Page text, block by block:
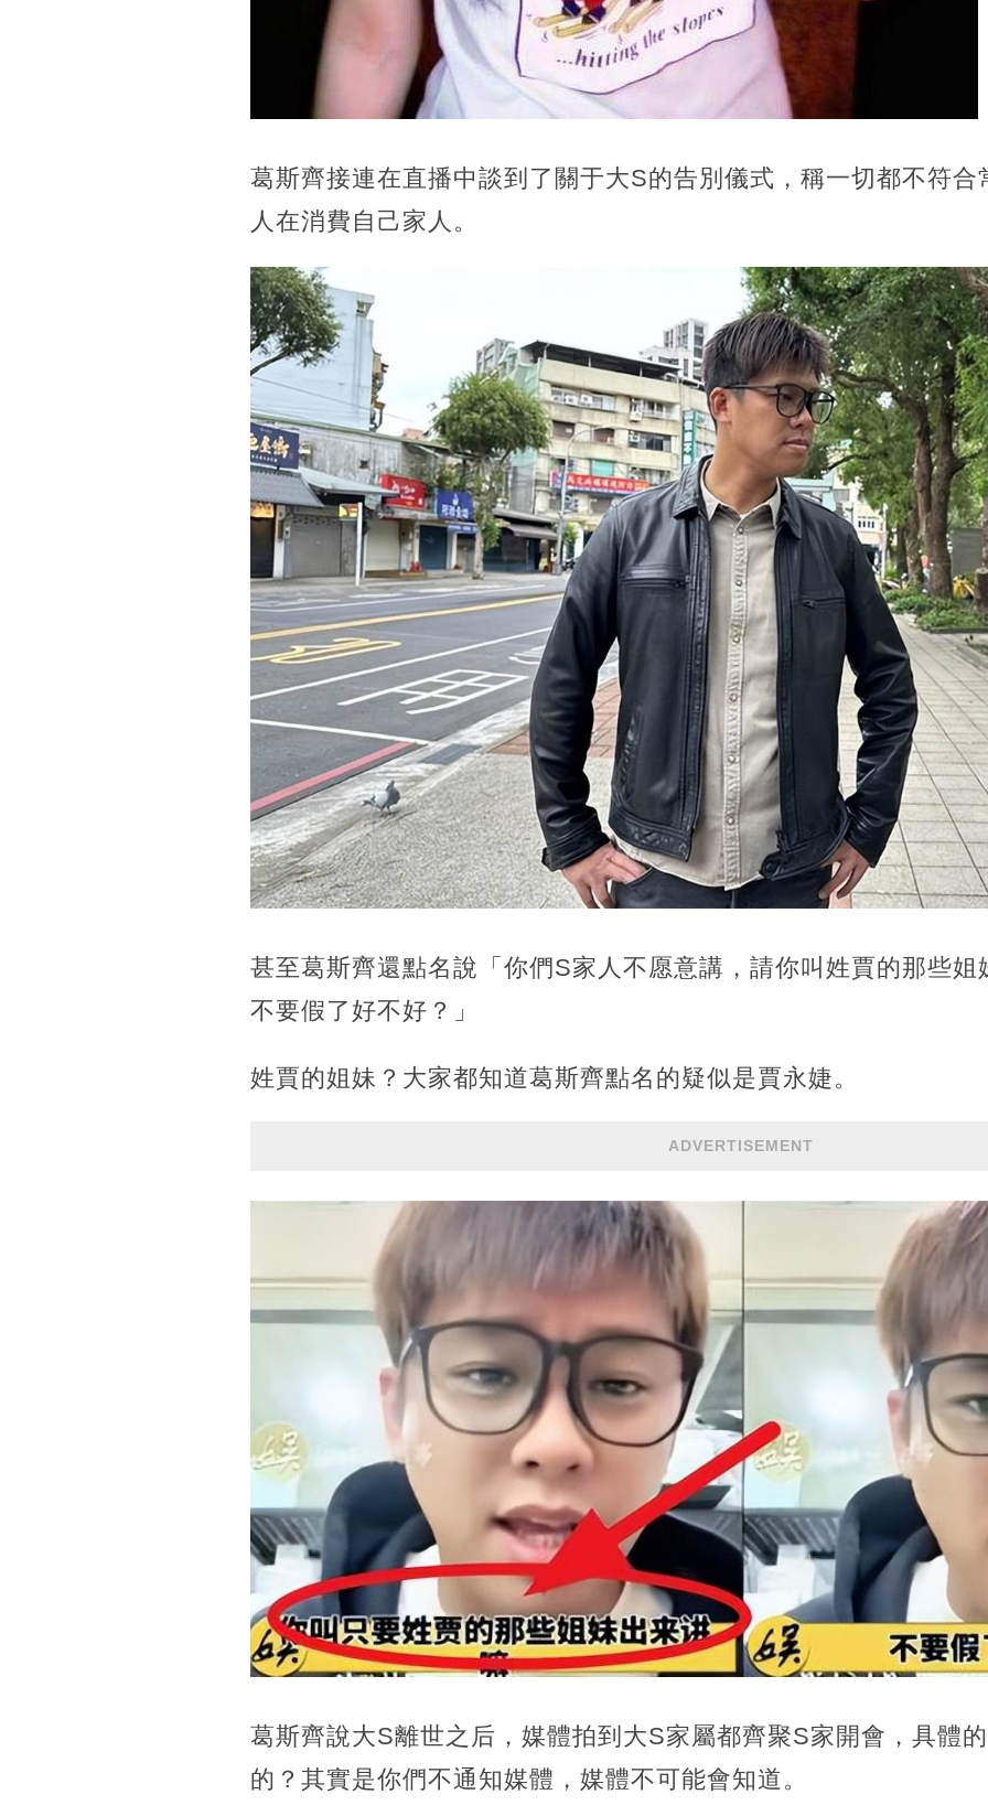
葛斯齊接連在直播中談到了關于大S的告別儀式，稱一切都不符
人在消費自己家人。
甚至葛斯齊還點名說「你們S家人不愿意講，請你叫姓賈的那些
不要假了好不好？」
姓賈的姐妹？大家都知道葛斯齊點名的疑似是賈永婕。
ADVERTISEMENT
葛斯齊說大S離世之后，媒體拍到大S家屬都齊聚S家開會，具體
的？其實是你們不通知媒體，媒體不可能會知道。